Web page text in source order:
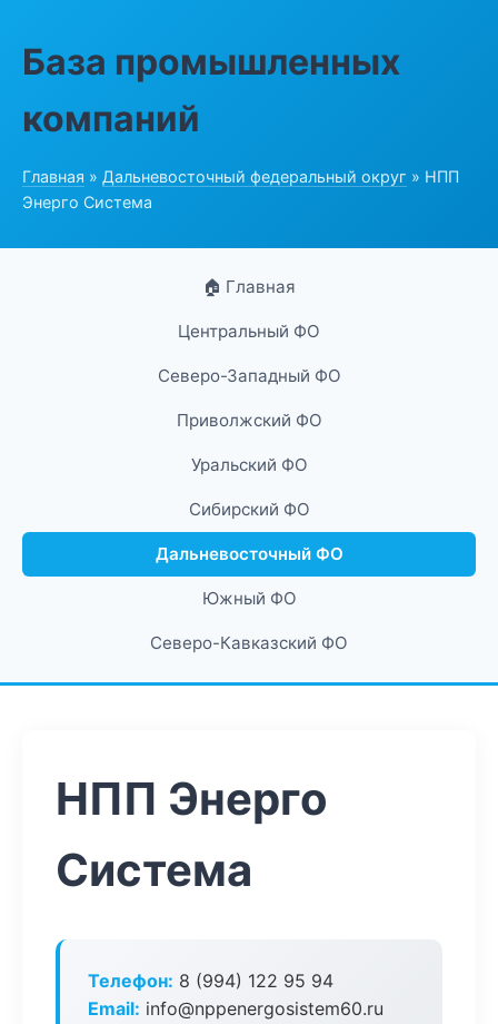
База промышленных
компаний
Главная » Дальневосточный федеральный округ » НПП
Энерго Система
🏠 Главная
Центральный ФО
Северо-Западный ФО
Приволжский ФО
Уральский ФО
Сибирский ФО
Дальневосточный ФО
Южный ФО
Северо-Кавказский ФО
НПП Энерго
Система
Телефон: 8 (994) 122 95 94
Email: info@nppenergosistem60.ru